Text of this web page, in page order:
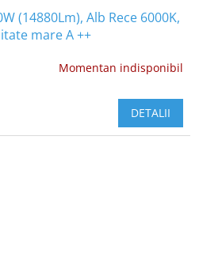
(14880Lm), Alb Rece 6000K,
mare A ++
Momentan indisponibil
DETALII